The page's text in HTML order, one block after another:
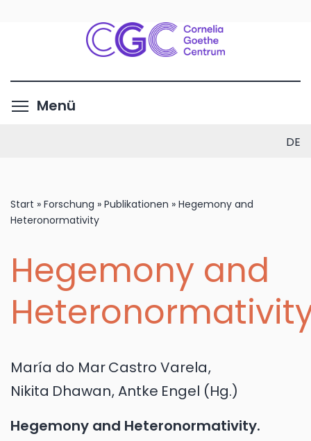
Inhalt
Menü
DE
Start » Forschung » Publikationen » Hegemony and
Heteronormativity
Hegemony and
María do MarCastro Varela,
Nikita Dhawan,Antke Engel (Hg.)
Hegemony and Heteronormativity.